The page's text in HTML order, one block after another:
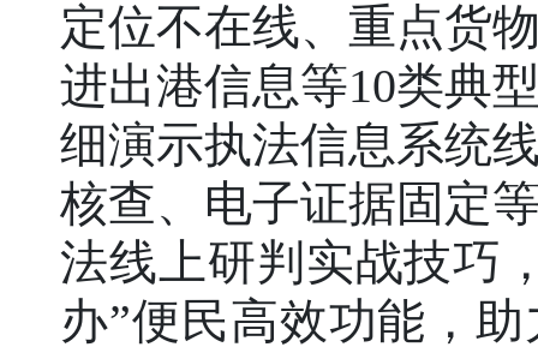
定位不在线、重点货
进出港信息等10类典
细演示执法信息系统
核查、电子证据固定
法线上研判实战技巧
办”便民高效功能，